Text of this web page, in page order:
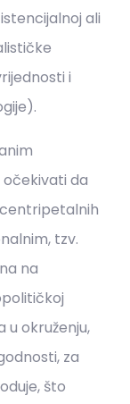
ali
i
da
tzv.
na
u okruženju,
za
što